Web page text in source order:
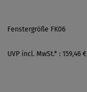
Fenstergröße FK06
UVP incl. MwSt.* : 159,46 €